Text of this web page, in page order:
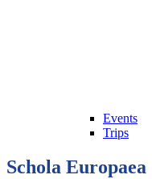
Events
Trips
Schola Europaea